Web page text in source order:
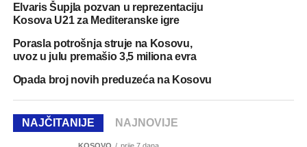
Elvaris Šupjla pozvan u reprezentaciju
Kosova U21 za Mediteranske igre
Porasla potrošnja struje na Kosovu,
uvoz u julu premašio 3,5 miliona evra
Opada broj novih preduzeća na Kosovu
NAJČITANIJE NAJNOVIJE